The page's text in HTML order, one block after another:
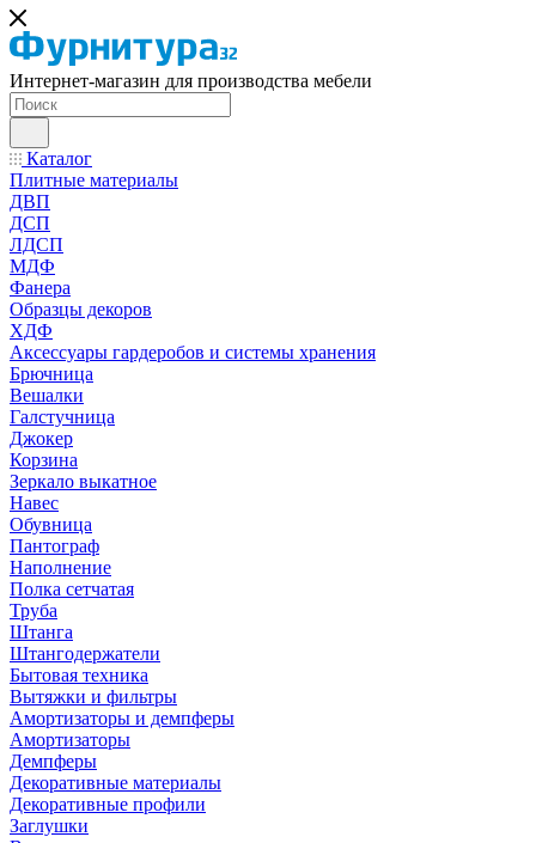
Интернет-магазин для производства мебели
Каталог
Плитные материалы
ДВП
ДСП
ЛДСП
МДФ
Фанера
Образцы декоров
ХДФ
Аксессуары гардеробов и системы хранения
Брючница
Вешалки
Галстучница
Джокер
Корзина
Зеркало выкатное
Навес
Обувница
Пантограф
Наполнение
Полка сетчатая
Труба
Штанга
Штангодержатели
Бытовая техника
Вытяжки и фильтры
Амортизаторы и демпферы
Амортизаторы
Демпферы
Декоративные материалы
Декоративные профили
Заглушки